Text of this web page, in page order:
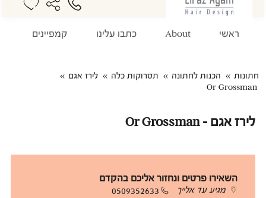
ראשי About כתבו עלינו קמפיינים
חתונות הכנות לחתונה תסרוקות כלה
לירז אגם
Or Grossman
לירז אגם - Or Grossman
השאירו פרטים ונחזור אליכם בהקדם
מגיע עד אלייך 0509352633